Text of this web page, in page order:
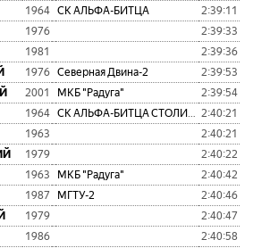
1964 СК АЛЬФА-БИТЦА 2:39:11
1976 2:39:33
1981 2:39:36
1976 Северная Двина-2 2:39:53
2001 МКБ "Радуга" 2:39:54
1964 СК АЛЬФА-БИТЦА СТОЛИЦА 2:40:21
1963 2:40:21
1979 2:40:22
1963 МКБ "Радуга" 2:40:42
1987 МГТУ-2 2:40:46
1979 2:40:47
1986 2:40:58